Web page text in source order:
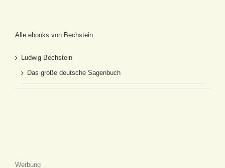
Alle ebooks von Bechstein
Ludwig Bechstein
Das große deutsche Sagenbuch
Werbung